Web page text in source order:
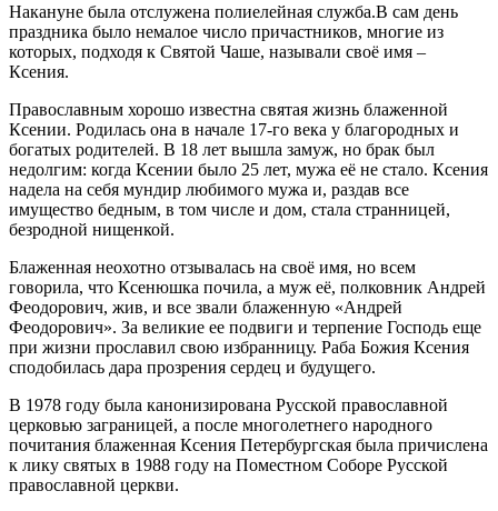
Накануне была отслужена полиелейная служба.В сам день
праздника было немалое число причастников, многие из
которых, подходя к Святой Чаше, называли своё имя –
Ксения.
Православным хорошо известна святая жизнь блаженной
Ксении. Родилась она в начале 17-го века у благородных и
богатых родителей. В 18 лет вышла замуж, но брак был
недолгим: когда Ксении было 25 лет, мужа её не стало. Ксения
надела на себя мундир любимого мужа и, раздав все
имущество бедным, в том числе и дом, стала странницей,
безродной нищенкой.
Блаженная неохотно отзывалась на своё имя, но всем
говорила, что Ксенюшка почила, а муж её, полковник Андрей
Феодорович, жив, и все звали блаженную «Андрей
Феодорович». За великие ее подвиги и терпение Господь еще
при жизни прославил свою избранницу. Раба Божия Ксения
сподобилась дара прозрения сердец и будущего.
В 1978 году была канонизирована Русской православной
церковью заграницей, а после многолетнего народного
почитания блаженная Ксения Петербургская была причислена
к лику святых в 1988 году на Поместном Соборе Русской
православной церкви.